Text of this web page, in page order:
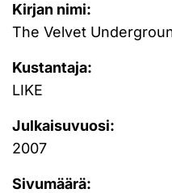
Kirjan nimi:
The Velvet
Kustantaja:
LIKE
Julkaisuvuosi:
2007
Sivumäärä: